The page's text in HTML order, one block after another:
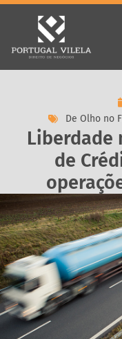
De Olho no
Liberdade
de